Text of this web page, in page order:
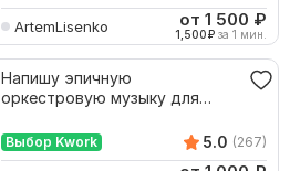
ArtemLisenko от 1 500 ₽
1,500₽ за 1 мин.
Напишу эпичную
оркестровую музыку для
фильм
Выбор Kwork 5.0 (267)